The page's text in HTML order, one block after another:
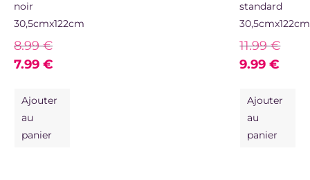
noir
30,5cmx122cm
8.99€
7.99 €
Ajouter
au
panier
standard
30,5cmx122cm
11.99€
9.99€
Ajouter
au
panier